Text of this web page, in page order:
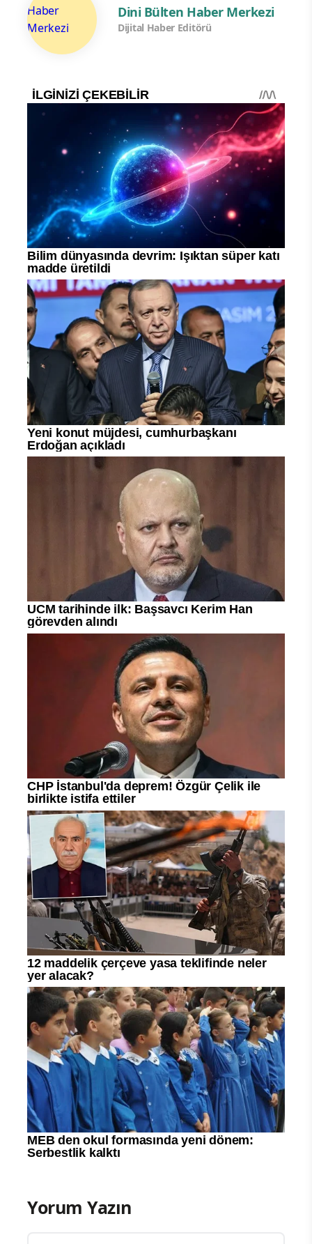
Dini Bülten Haber Merkezi
Dijital Haber Editörü
Yorum Yazın